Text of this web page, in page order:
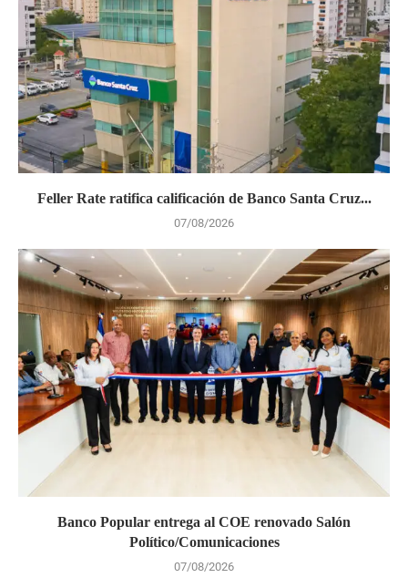
Feller Rate ratifica calificación de Banco Santa Cruz...
07/08/2026
Banco Popular entrega al COE renovado Salón
Político/Comunicaciones
07/08/2026